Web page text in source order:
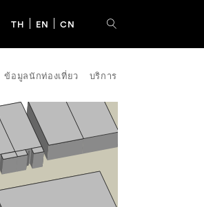
TH EN CN
ข้อมูลนักท่องเที่ยว บริการ